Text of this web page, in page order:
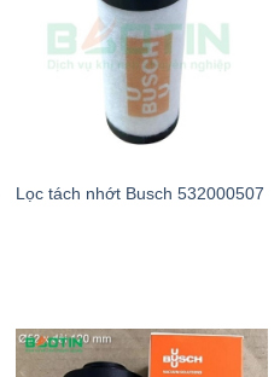
Lọc tách nhớt Busch 532000507